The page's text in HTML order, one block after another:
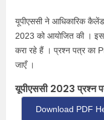
यूपीएससी ने आधिकारिक
2023 को आयोजित की । इस
करा रहे हैं । प्रश्न पत्र का
जाएँ ।
यूपीएससी 2023 प्रश्न
Download PDF